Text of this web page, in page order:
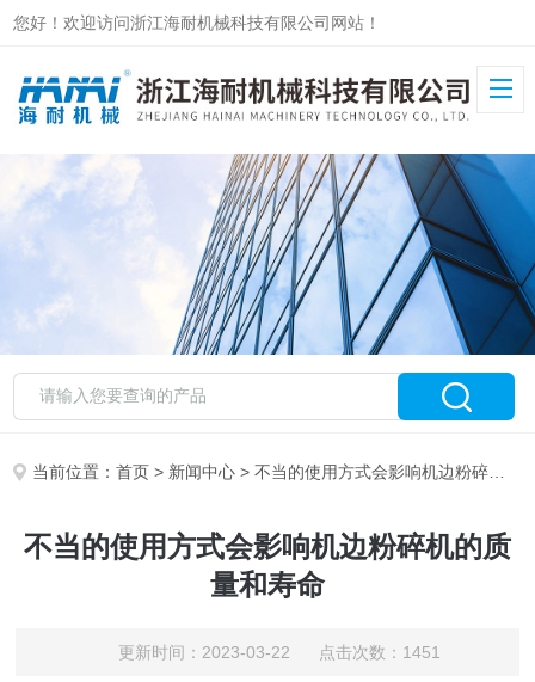
您好！欢迎访问浙江海耐机械科技有限公司网站！
当前位置：首页 > 新闻中心 > 不当的使用方式会影响机边粉碎机的质量和寿命
不当的使用方式会影响机边粉碎机的质
量和寿命
更新时间：2023-03-22 点击次数：1451